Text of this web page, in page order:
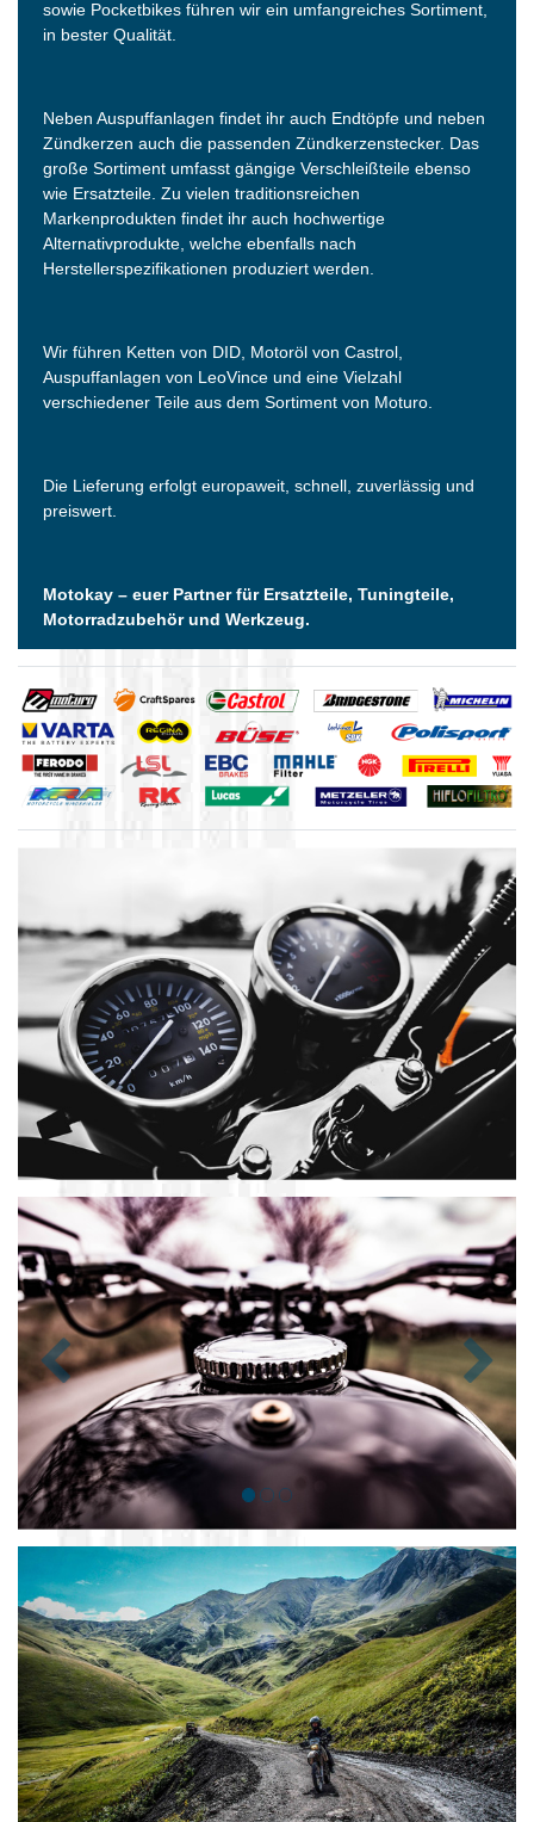
sowie Pocketbikes führen wir ein umfangreiches Sortiment,
in bester Qualität.
Neben Auspuffanlagen findet ihr auch Endtöpfe und neben
Zündkerzen auch die passenden Zündkerzenstecker. Das
große Sortiment umfasst gängige Verschleißteile ebenso
wie Ersatzteile. Zu vielen traditionsreichen
Markenprodukten findet ihr auch hochwertige
Alternativprodukte, welche ebenfalls nach
Herstellerspezifikationen produziert werden.
Wir führen Ketten von DID, Motoröl von Castrol,
Auspuffanlagen von LeoVince und eine Vielzahl
verschiedener Teile aus dem Sortiment von Moturo.
Die Lieferung erfolgt europaweit, schnell, zuverlässig und
preiswert.
Motokay – euer Partner für Ersatzteile, Tuningteile,
Motorradzubehör und Werkzeug.
Zurück